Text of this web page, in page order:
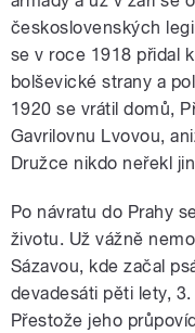
československých
se v roce 1918 přidal
bolševické strany a
1920 se vrátil domů,
Gavrilovnu Lvovou,
Družce nikdo neřekl
Po návratu do Prahy
životu. Už vážně
Sázavou, kde začal
devadesáti pěti lety,
Přestože jeho